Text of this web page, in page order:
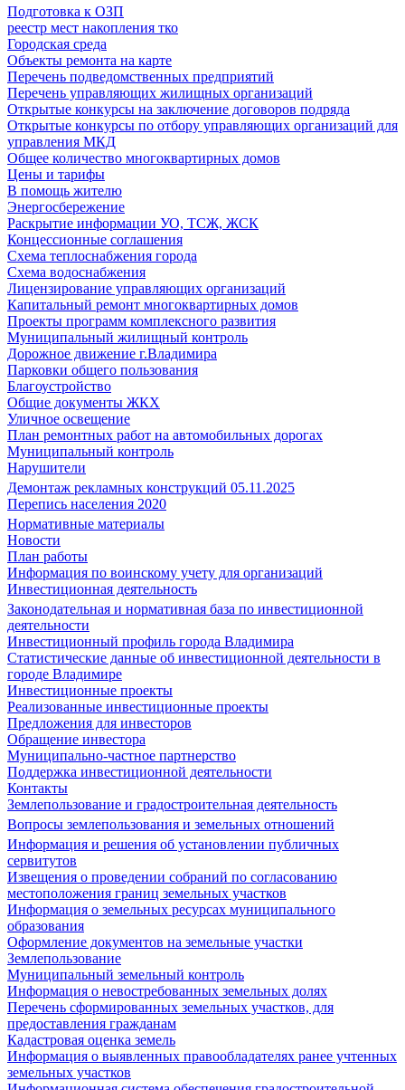
Подготовка к ОЗП
реестр мест накопления тко
Городская среда
Объекты ремонта на карте
Перечень подведомственных предприятий
Перечень управляющих жилищных организаций
Открытые конкурсы на заключение договоров подряда
Открытые конкурсы по отбору управляющих организаций для
управления МКД
Общее количество многоквартирных домов
Цены и тарифы
В помощь жителю
Энергосбережение
Раскрытие информации УО, ТСЖ, ЖСК
Концессионные соглашения
Схема теплоснабжения города
Схема водоснабжения
Лицензирование управляющих организаций
Капитальный ремонт многоквартирных домов
Проекты программ комплексного развития
Муниципальный жилищный контроль
Дорожное движение г.Владимира
Парковки общего пользования
Благоустройство
Общие документы ЖКХ
Уличное освещение
План ремонтных работ на автомобильных дорогах
Муниципальный контроль
Нарушители
Демонтаж рекламных конструкций 05.11.2025
Перепись населения 2020
Нормативные материалы
Новости
План работы
Информация по воинскому учету для организаций
Инвестиционная деятельность
Законодательная и нормативная база по инвестиционной
деятельности
Инвестиционный профиль города Владимира
Статистические данные об инвестиционной деятельности в
городе Владимире
Инвестиционные проекты
Реализованные инвестиционные проекты
Предложения для инвесторов
Обращение инвестора
Муниципально-частное партнерство
Поддержка инвестиционной деятельности
Контакты
Землепользование и градостроительная деятельность
Вопросы землепользования и земельных отношений
Информация и решения об установлении публичных
сервитутов
Извещения о проведении собраний по согласованию
местоположения границ земельных участков
Информация о земельных ресурсах муниципального
образования
Оформление документов на земельные участки
Землепользование
Муниципальный земельный контроль
Информация о невостребованных земельных долях
Перечень сформированных земельных участков, для
предоставления гражданам
Кадастровая оценка земель
Информация о выявленных правообладателях ранее учтенных
земельных участков